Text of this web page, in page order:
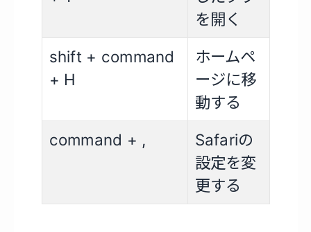
を開く
shift + command
+ H
ホームペ
ージに移
動する
command + ,
Safariの
設定を変
更する